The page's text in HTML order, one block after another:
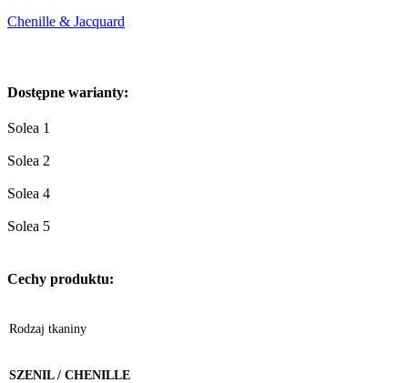
Chenille & Jacquard
Dostępne warianty:
Solea 1
Solea 2
Solea 4
Solea 5
Cechy produktu:
Rodzaj tkaniny
SZENIL / CHENILLE